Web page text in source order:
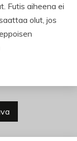
Futis aiheena ei
olut, jos